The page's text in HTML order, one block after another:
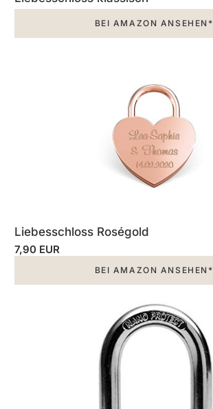
BEI AMAZON ANSEHEN*
Liebesschloss Roségold
7,90 EUR
BEI AMAZON ANSEHEN*